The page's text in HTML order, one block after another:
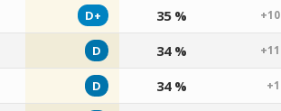
D+ 35 %
D 34 %
D 34 %